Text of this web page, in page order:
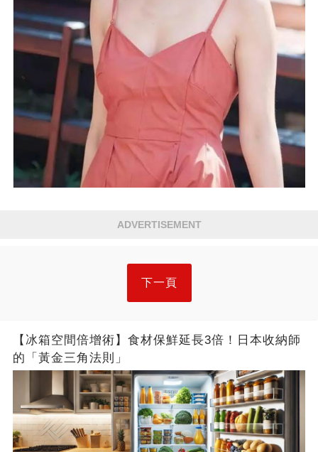
ADVERTISEMENT
下一頁
【冰箱空間倍增術】食材保鮮延長3倍！日本收納師
的「黃金三角法則」